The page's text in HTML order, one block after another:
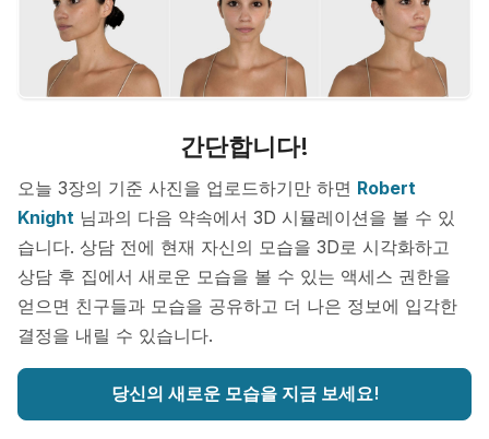
간단합니다!
오늘 3장의 기준 사진을 업로드하기만 하면 Robert
Knight 님과의 다음 약속에서 3D 시뮬레이션을 볼 수 있
습니다. 상담 전에 현재 자신의 모습을 3D로 시각화하고
상담 후 집에서 새로운 모습을 볼 수 있는 액세스 권한을
얻으면 친구들과 모습을 공유하고 더 나은 정보에 입각한
결정을 내릴 수 있습니다.
당신의 새로운 모습을 지금 보세요!